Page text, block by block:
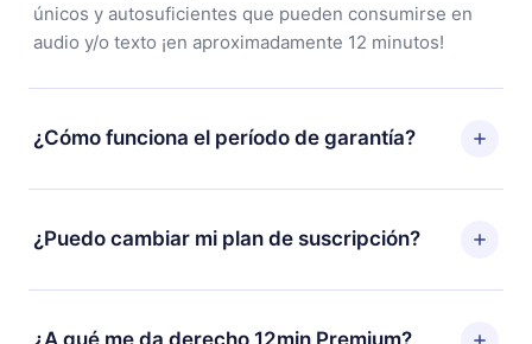
únicos y autosuficientes que pueden consumirse en
audio y/o texto ¡en aproximadamente 12 minutos!
¿Cómo funciona el período de garantía?
Puedes descargar nuestra aplicación y comenzar a
disfrutar de nuestra biblioteca. Si por alguna razón no
estás satisfecho con nuestra plataforma, simplemente
¿Puedo cambiar mi plan de suscripción?
Sí, pero el cambio solo se aplicará a partir del próximo
período de facturación. Por ejemplo, si decides